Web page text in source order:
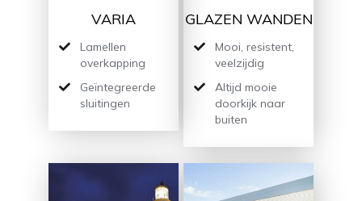
VARIA
Lamellen
overkapping
Geïntegreerde
sluitingen
GLAZEN WANDEN
Mooi, resistent,
veelzijdig
Altijd mooie
doorkijk naar
buiten